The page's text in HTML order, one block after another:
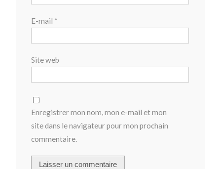
E-mail *
Site web
Enregistrer mon nom, mon e-mail et mon
site dans le navigateur pour mon prochain
commentaire.